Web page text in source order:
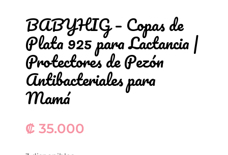
BABYHIG – Copas de
Plata 925 para Lactancia |
Protectores de Pezón
Antibacteriales para
Mamá
₡ 35.000